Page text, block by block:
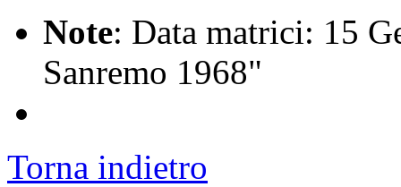
Note: Data matrici: 15
Sanremo 1968"
Torna indietro